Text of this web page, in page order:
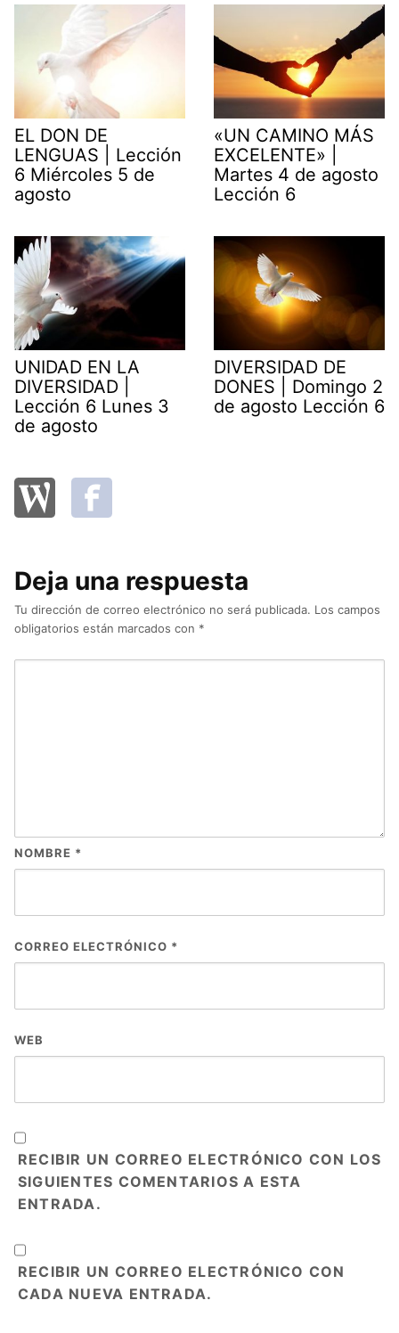
EL DON DE
LENGUAS | Lección
6 Miércoles 5 de
agosto
«UN CAMINO MÁS
EXCELENTE» |
Martes 4 de agosto
Lección 6
UNIDAD EN LA
DIVERSIDAD |
Lección 6 Lunes 3
de agosto
DIVERSIDAD DE
DONES | Domingo 2
de agosto Lección 6
Deja una respuesta
Tu dirección de correo electrónico no será publicada. Los campos
obligatorios están marcados con *
NOMBRE *
CORREO ELECTRÓNICO *
WEB
RECIBIR UN CORREO ELECTRÓNICO CON LOS
SIGUIENTES COMENTARIOS A ESTA
ENTRADA.
RECIBIR UN CORREO ELECTRÓNICO CON
CADA NUEVA ENTRADA.